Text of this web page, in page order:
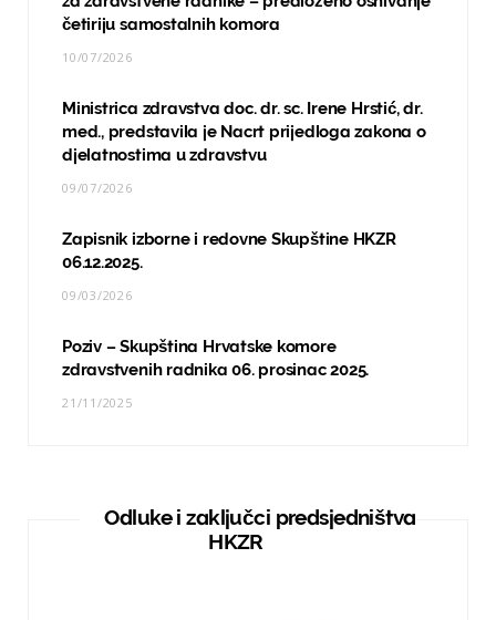
četiriju samostalnih komora
10/07/2026
Ministrica zdravstva doc. dr. sc. Irene Hrstić, dr.
med., predstavila je Nacrt prijedloga zakona o
djelatnostima u zdravstvu
09/07/2026
Zapisnik izborne i redovne Skupštine HKZR
06.12.2025.
09/03/2026
Poziv – Skupština Hrvatske komore
zdravstvenih radnika 06. prosinac 2025.
21/11/2025
Odluke i zaključci predsjedništva
HKZR